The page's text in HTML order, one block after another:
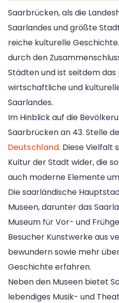
Saarbrücken, als die
Saarlandes und größte
reiche kulturelle
durch den
Städten und ist seitdem das
wirtschaftliche und
Saarlandes.
Im Hinblick auf die
Saarbrücken an 43. Stelle
Deutschland. Diese Vielfalt
Kultur der Stadt wider, die
auch moderne Elemente
Die saarländische
Museen, darunter das
Museum für Vor- und
Besucher Kunstwerke aus
bewundern sowie mehr
Geschichte erfahren.
Neben den Museen bietet
lebendiges Musik- und